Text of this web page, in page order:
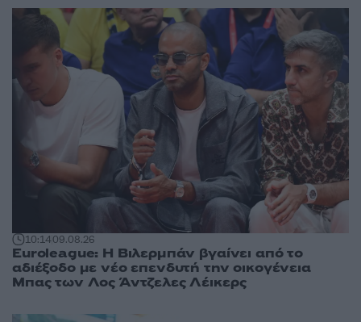
10:1409.08.26
Euroleague: Η Βιλερμπάν βγαίνει από το
αδιέξοδο με νέο επενδυτή την οικογένεια
Μπας των Λος Άντζελες Λέικερς